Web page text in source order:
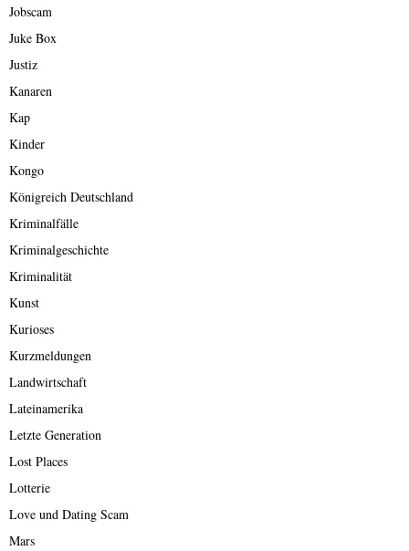
Jobscam
Juke Box
Justiz
Kanaren
Kap
Kinder
Kongo
Königreich Deutschland
Kriminalfälle
Kriminalgeschichte
Kriminalität
Kunst
Kurioses
Kurzmeldungen
Landwirtschaft
Lateinamerika
Letzte Generation
Lost Places
Lotterie
Love und Dating Scam
Mars